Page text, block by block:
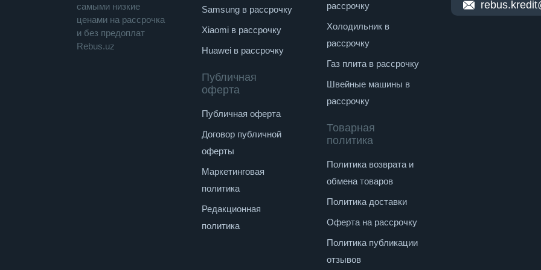
cамыми низкие
ценами на рассрочка
и без предоплат
Rebus.uz
Samsung в рассрочку
Xiaomi в рассрочку
Huawei в рассрочку
Публичная
оферта
Публичная оферта
Договор публичной
оферты
Маркетинговая
политика
Редакционная
политика
рассрочку
Холодильник в
рассрочку
Газ плита в рассрочку
Швейные машины в
рассрочку
Товарная
политика
Политика возврата и
обмена товаров
Политика доставки
Оферта на рассрочку
Политика публикации
отзывов